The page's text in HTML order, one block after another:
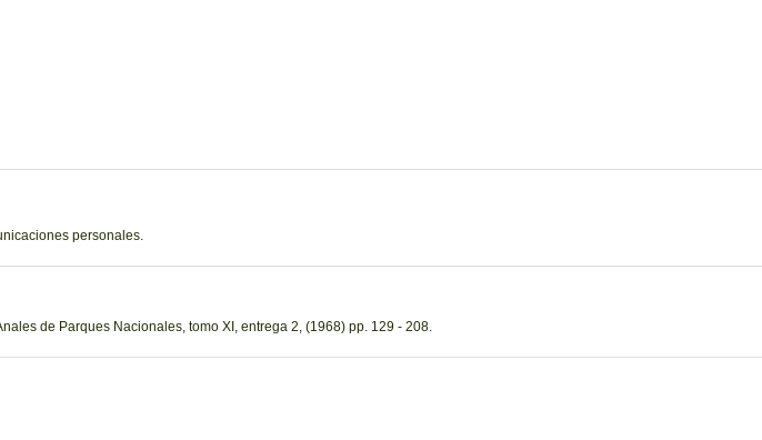
personales.
de Parques Nacionales, tomo XI, entrega 2, (1968) pp. 129 - 208.